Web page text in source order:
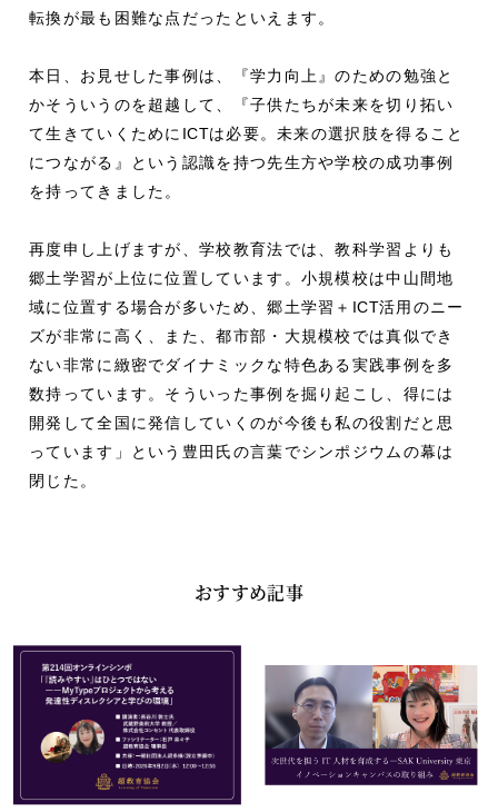
転換が最も困難な点だったといえます。
本日、お見せした事例は、『学力向上』のための勉強と
かそういうのを超越して、『子供たちが未来を切り拓い
て生きていくために ICTは必要。未来の選択肢を得ること
につながる』という認識を持つ先生方や学校の成功事例
を持ってきました。
再度申し上げますが、学校教育法では、教科学習よりも
郷土学習が上位に位置しています。小規模校は中山間地
域に位置する場合が多いため、郷土学習＋ ICT活用のニー
ズが非常に高く、また、都市部・大規模校では真似でき
ない非常に緻密でダイナミックな特色ある実践事例を多
数持っています。そういった事例を掘り起こし、得には
開発して全国に発信していくのが今後も私の役割だと思
っています」という豊田氏の言葉でシンポジウムの幕は
閉じた。
おすすめ記事